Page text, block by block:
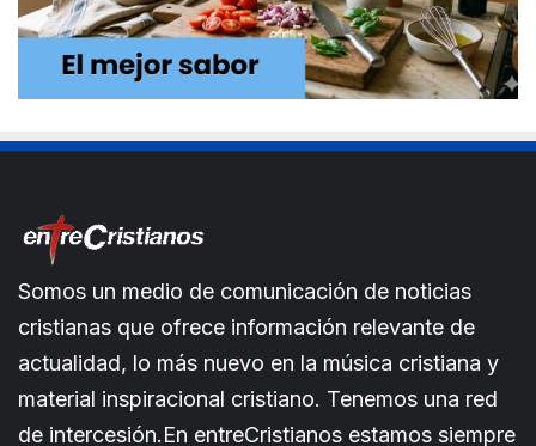
Somos un medio de comunicación de noticias
cristianas que ofrece información relevante de
actualidad, lo más nuevo en la música cristiana y
material inspiracional cristiano. Tenemos una red
de intercesión.En entreCristianos estamos siempre